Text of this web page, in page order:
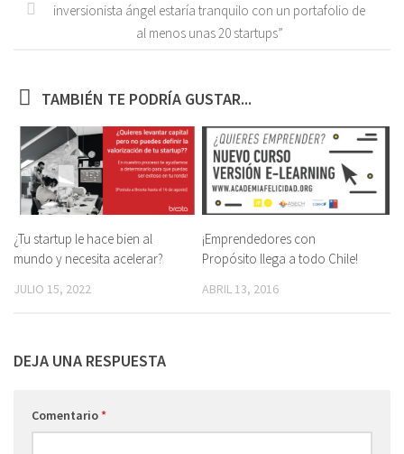
inversionista ángel estaría tranquilo con un portafolio de
al menos unas 20 startups”
TAMBIÉN TE PODRÍA GUSTAR...
¿Tu startup le hace bien al
mundo y necesita acelerar?
JULIO 15, 2022
¡Emprendedores con
Propósito llega a todo Chile!
ABRIL 13, 2016
DEJA UNA RESPUESTA
Comentario*